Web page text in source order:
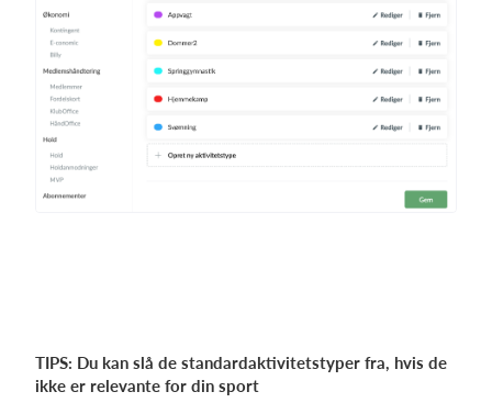
TIPS: Du kan slå de standardaktivitetstyper fra, hvis de
ikke er relevante for din sport